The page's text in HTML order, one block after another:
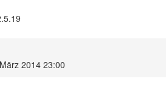
2014 23:00